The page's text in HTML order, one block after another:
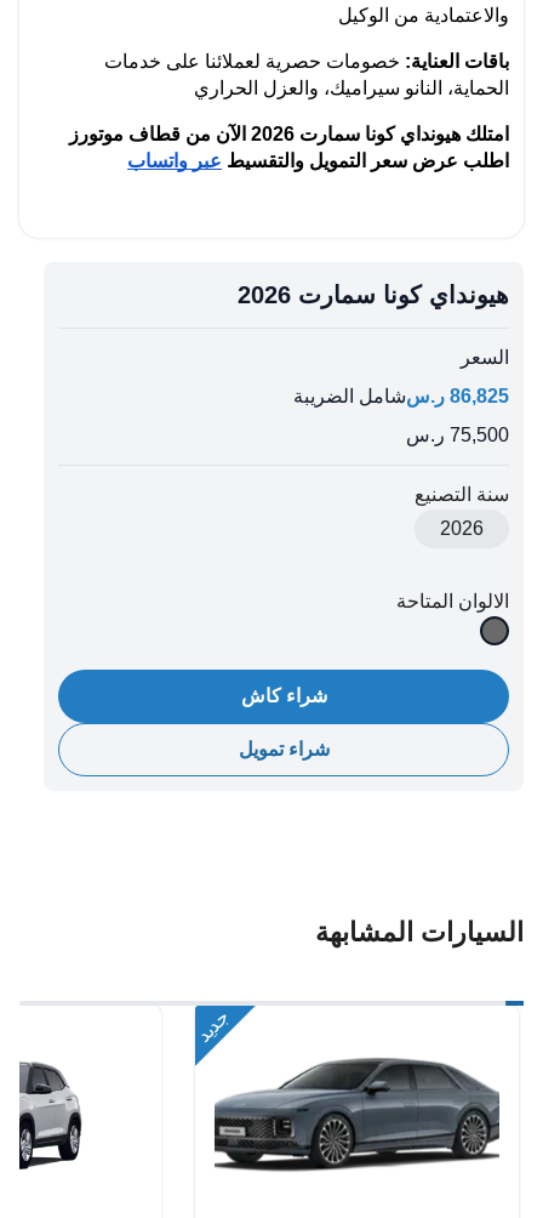
والاعتمادية من الوكيل
باقات العناية:
الحماية، النانو سيراميك، والعزل الحراري
اطلب عرض سعر التمويل والتقسيط عبر واتساب
هيونداي كونا سمارت 2026
السعر
86,825 ر.س
شامل الضريبة
75,500 ر.س
سنة التصنيع
2026
الالوان المتاحة
شراء كاش
شراء تمويل
السيارات المشابهة
جديد